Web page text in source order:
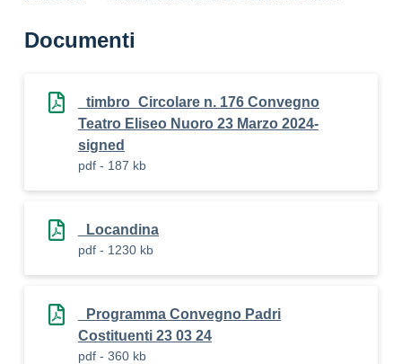
Documenti
_timbro_Circolare n. 176 Convegno
Teatro Eliseo Nuoro 23 Marzo 2024-
signed
pdf - 187 kb
_Locandina
pdf - 1230 kb
_Programma Convegno Padri
Costituenti 23 03 24
pdf - 360 kb